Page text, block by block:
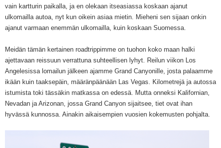
vain kartturin paikalla, ja en olekaan itseasiassa koskaan ajanut
ulkomailla autoa, nyt kun oikein asiaa mietin. Mieheni sen sijaan onkin
ajanut varmaan enemmän ulkomailla, kuin koskaan Suomessa.
Meidän tämän kertainen roadtrippimme on tuohon koko maan halki
ajettavaan reissuun verrattuna suhteellisen lyhyt. Reilun viikon Los
Angelesissa lomailun jälkeen ajamme Grand Canyonille, josta palaamme
ikään kuin taaksepäin, määränpäänään Las Vegas. Kilometrejä ja autossa
istumista toki tässäkin matkassa on edessä. Mutta onneksi Kalifornian,
Nevadan ja Arizonan, jossa Grand Canyon sijaitsee, tiet ovat ihan
hyvässä kunnossa. Ainakin aikaisempien vuosien kokemusten pohjalta.